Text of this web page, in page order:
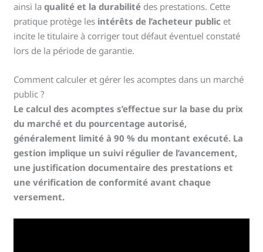
ainsi laqualité et la durabilité des prestations. Cette
pratique protège les intérêts de l’acheteur public et
incite le titulaire à corriger tout défaut éventuel constaté
lors de la période de garantie.
Comment calculer et gérer les acomptes dans un marché
public ?
Le calcul des acomptes s’effectue sur la base du prix
du marché et du pourcentage autorisé,
généralement limité à 90 % du montant exécuté. La
gestion implique un suivi régulier de l’avancement,
une justification documentaire des prestations et
une vérification de conformité avant chaque
versement.